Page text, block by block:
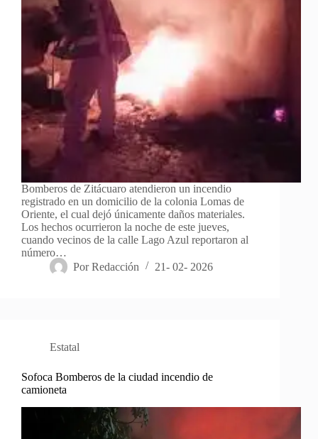
Bomberos de Zitácuaro atendieron un incendio
registrado en un domicilio de la colonia Lomas de
Oriente, el cual dejó únicamente daños materiales.
Los hechos ocurrieron la noche de este jueves,
cuando vecinos de la calle Lago Azul reportaron al
número…
Por Redacción 21- 02- 2026
Estatal
Sofoca Bomberos de la ciudad incendio de
camioneta